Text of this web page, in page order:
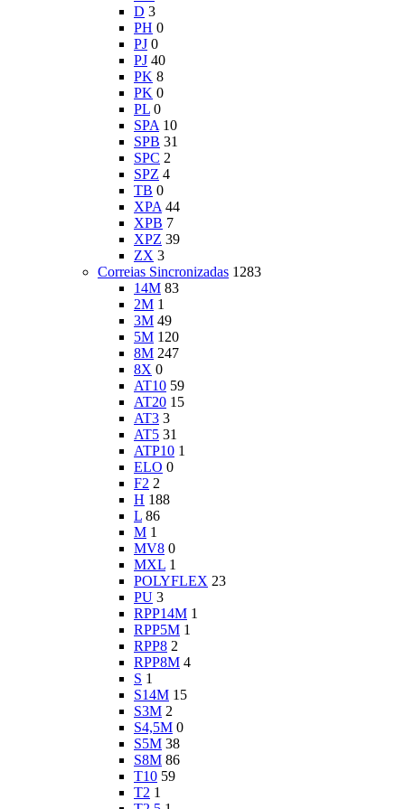
D 3
PH 0
PJ 0
PJ 40
PK 8
PK 0
PL 0
SPA 10
SPB 31
SPC 2
SPZ 4
TB 0
XPA 44
XPB 7
XPZ 39
ZX 3
Correias Sincronizadas 1283
14M 83
2M 1
3M 49
5M 120
8M 247
8X 0
AT10 59
AT20 15
AT3 3
AT5 31
ATP10 1
ELO 0
F2 2
H 188
L 86
M 1
MV8 0
MXL 1
POLYFLEX 23
PU 3
RPP14M 1
RPP5M 1
RPP8 2
RPP8M 4
S 1
S14M 15
S3M 2
S4,5M 0
S5M 38
S8M 86
T10 59
T2 1